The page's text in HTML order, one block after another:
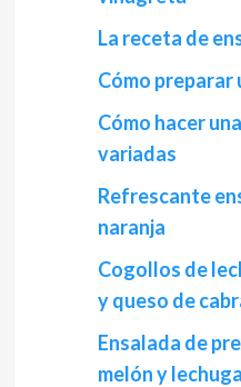
La receta de
Cómo preparar
Cómo hacer
variadas
Refrescante
naranja
Cogollos de
y queso de
Ensalada de
melón y lechuga